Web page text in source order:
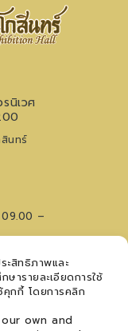
ะสิทธิภาพและ
ษารายละเอียดการใช้
คุกกี้ โดยการคลิก
own and
นิเวศ
นทร์
09.00 –